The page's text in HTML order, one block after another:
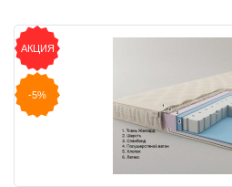
АКЦИЯ
-5%